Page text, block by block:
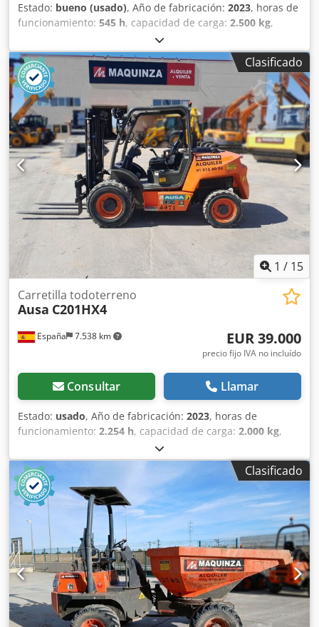
Estado: bueno (usado), Año de fabricación: 2023, horas de
funcionamiento: 545 h, capacidad de carga: 2.500 kg,
4.300 mm, tipo de combustible:
tipo de mástil:triple, altura de construcción:2.340 mm,
Uso previsto: Logística interna Número de válvulas: 3
Estado general: muy bueno Estado técnico: muy bueno
Estado visual: muy bueno Para más información, contacte
con Pieter de Vries ( , ). Credpfx Aoxakw Djl Ief Opciones y
accesorios adicionales 3 válvulas
Clasificado
1 / 15
España 7.538 km
Carretilla todoterreno
Ausa C201HX4
EUR 39.000
precio fijo IVA no incluído
Consultar Llamar
Estado: usado, Año de fabricación: 2023, horas de
funcionamiento: 2.254 h, capacidad de carga: 2.000 kg,
3.700 mm, altura total:
longitud total:4.380 mm, ancho total:1.520 mm,
Equipamiento:
tracción a las cuatro ruedas
, Año de
fabricación: 2023 Peso en vacío: 3.635 kg PBV: 5.635 kg
Depósito de combustible: 62 litros Crsdpfx Aoxqficsl Isf
Ubicación: Casarrubios del monte (Toledo) Carretilla de
obra de 2.000 kg. de capacidad AUSA C201HX4 . Perfecta
para todo tipo de trabajos en exteriores como agricultura,
obra, construcción, puertos, minería y más. Maquinaria
totalmente revisada y funcional y con documentación al
día. Consulte con nuestro departamento comercial. Mástil:
Telescópico 3,7 m Altura mástil: 2.070 mm CE Matriculada
Clasificado